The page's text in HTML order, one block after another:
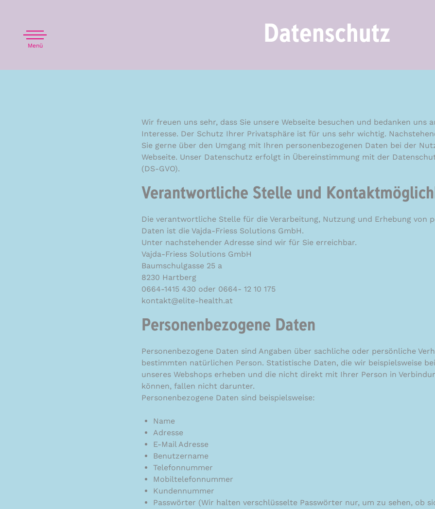
Datenschutz
Wir freuen uns sehr, dass Sie unsere Webseite besuchen und bedanken uns
Interesse. Der Schutz Ihrer Privatsphäre ist für uns sehr wichtig.
Sie gerne über den Umgang mit Ihren personenbezogenen Daten bei der
Webseite. Unser Datenschutz erfolgt in Übereinstimmung mit der
(DS-GVO).
Verantwortliche Stelle und
Die verantwortliche Stelle für die Verarbeitung, Nutzung und Erhebung von
Daten ist die Vajda-Friess Solutions GmbH.
Unter nachstehender Adresse sind wir für Sie erreichbar.
Vajda-Friess Solutions GmbH
Baumschulgasse 25 a
8230 Hartberg
0664-1415 430 oder 0664- 12 10 175
kontakt@elite-health.at
Personenbezogene Daten
Personenbezogene Daten sind Angaben über sachliche oder persönliche
bestimmten natürlichen Person. Statistische Daten, die wir beispielsweise
unseres Webshops erheben und die nicht direkt mit Ihrer Person in
können, fallen nicht darunter.
Personenbezogene Daten sind beispielsweise:
Name
Adresse
E-Mail Adresse
Benutzername
Telefonnummer
Mobiltelefonnummer
Kundennummer
Passwörter (Wir halten verschlüsselte Passwörter nur, um zu sehen, ob